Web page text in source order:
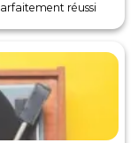
réussi